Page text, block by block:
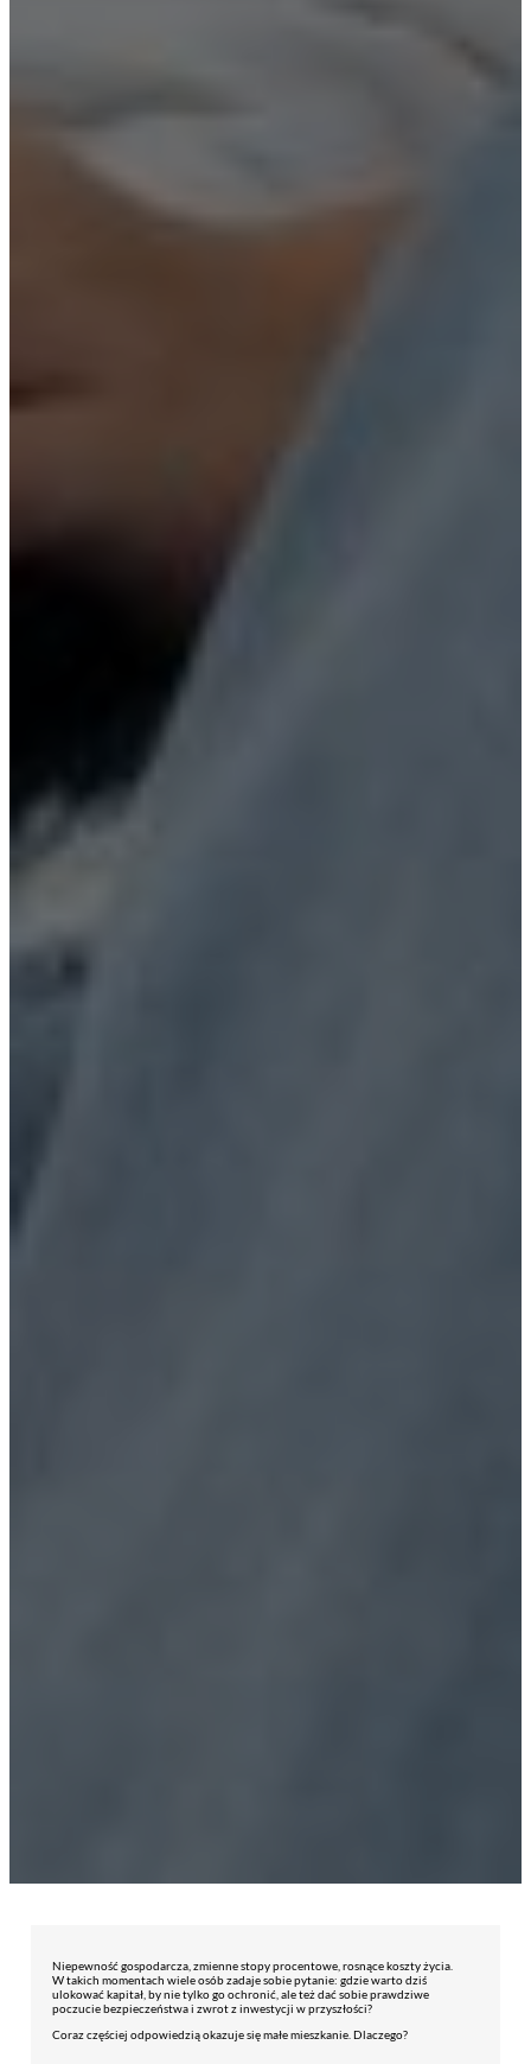
Niepewność gospodarcza, zmienne stopy procentowe, rosnące koszty życia.
W takich momentach wiele osób zadaje sobie pytanie: gdzie warto dziś
ulokować kapitał, by nie tylko go ochronić, ale też dać sobie prawdziwe
poczucie bezpieczeństwa i zwrot z inwestycji w przyszłości?
Coraz częściej odpowiedzią okazuje się małe mieszkanie. Dlaczego?